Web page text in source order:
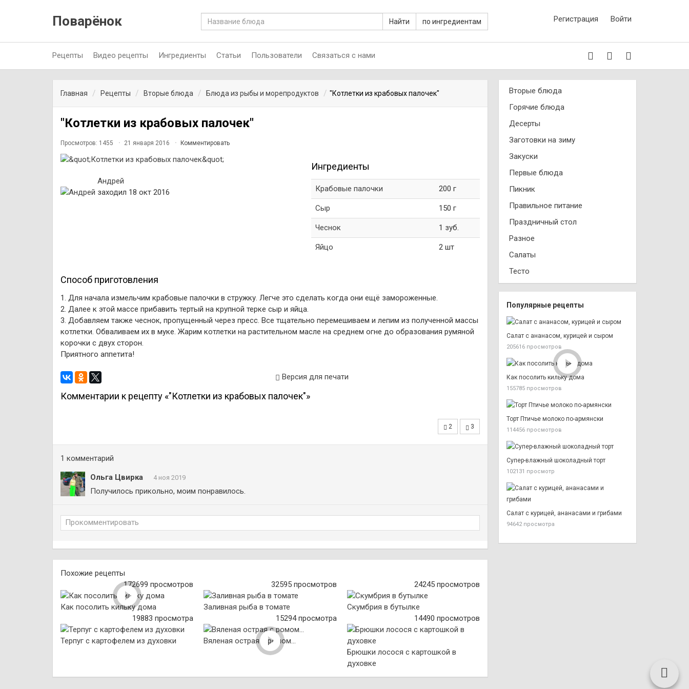
Поварёнок Найти по ингредиентам Регистрация Войти
Рецепты Видео рецепты Ингредиенты Статьи Пользователи Связаться с нами
Главная Рецепты Вторые блюда Блюда из рыбы и морепродуктов "Котлетки из крабовых палочек"
"Котлетки из крабовых палочек"
Просмотров: 1455 21 января 2016 Комментировать
Андрей
заходил 18 окт 2016
Ингредиенты
Крабовые палочки 200 г
Сыр 150 г
Чеснок 1 зуб.
Яйцо 2 шт
Способ приготовления
1. Для начала измельчим крабовые палочки в стружку. Легче это сделать когда они ещё замороженные.
2. Далее к этой массе прибавить тертый на крупной терке сыр и яйца.
3. Добавляем также чеснок, пропущенный через пресс. Все тщательно перемешиваем и лепим из полученной массы
котлетки. Обваливаем их в муке. Жарим котлетки на растительном масле на среднем огне до образования румяной
корочки с двух сторон.
Приятного аппетита!
Версия для печати
Комментарии к рецепту «"Котлетки из крабовых палочек"»
2 3
1 комментарий
Ольга Цвирка 4 ноя 2019
Получилось прикольно, моим понравилось.
Прокомментировать
Похожие рецепты
172699 просмотров
Как посолить кильку дома
32595 просмотров
Заливная рыба в томате
24245 просмотров
Скумбрия в бутылке
19883 просмотра
Терпуг с картофелем из духовки
15294 просмотра
Вяленая острая с ромом...
14490 просмотров
Брюшки лосося с картошкой в
духовке
Вторые блюда
Горячие блюда
Десерты
Заготовки на зиму
Закуски
Первые блюда
Пикник
Правильное питание
Праздничный стол
Разное
Салаты
Тесто
Популярные рецепты
Салат с ананасом, курицей и сыром
205616 просмотров
Как посолить кильку дома
155785 просмотров
Торт Птичье молоко по-армянски
114456 просмотров
Супер-влажный шоколадный торт
102131 просмотр
Салат с курицей, ананасами и грибами
94642 просмотра